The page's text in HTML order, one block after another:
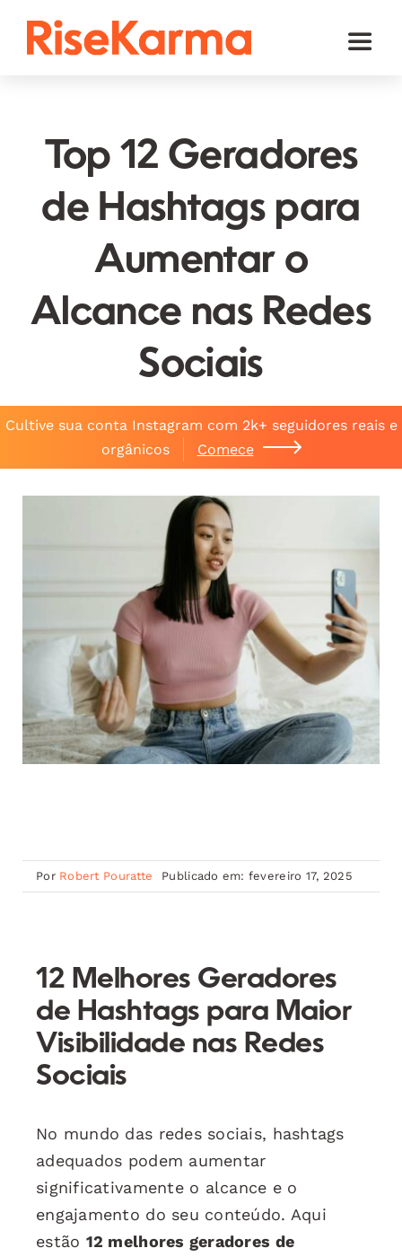
Toggle
TikTok
Facebook
YouTube
Twitter (𝕏)
Outros
Top 12 Geradores
de Hashtags para
Aumentar o
Alcance nas Redes
Sociais
Cultive sua conta Instagram com 2k+ seguidores reais e
orgânicos
Comece
Por Robert Pouratte Publicado em: fevereiro 17, 2025
12 Melhores Geradores
de Hashtags para Maior
Visibilidade nas Redes
Sociais
No mundo das redes sociais, hashtags
adequados podem aumentar
significativamente o alcance e o
engajamento do seu conteúdo. Aqui
estão 12 melhores geradores de